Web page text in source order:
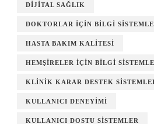
DIJITAL SAĞLIK
DOKTORLAR İÇIN BILGI
HASTA BAKIM KALITESI
HEMŞIRELER İÇIN BILGI
KLINIK KARAR DESTEK
KULLANICI DENEYIMI
KULLANICI DOSTU SISTEMLER